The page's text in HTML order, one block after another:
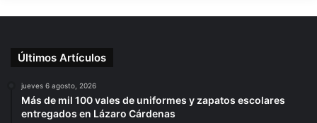
Últimos Artículos
jueves 6 agosto, 2026
Más de mil 100 vales de uniformes y zapatos escolares
entregados en Lázaro Cárdenas